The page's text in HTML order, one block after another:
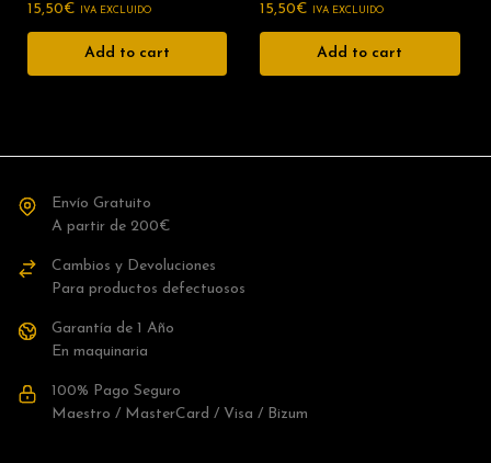
15,50€ IVA EXCLUIDO
Add to cart
15,50€ IVA EXCLUIDO
Add to cart
Envío Gratuito
A partir de 200€
Cambios y Devoluciones
Para productos defectuosos
Garantía de 1 Año
En maquinaria
100% Pago Seguro
Maestro / MasterCard / Visa / Bizum